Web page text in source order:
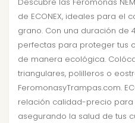
Descubre las Feromonas
de ECONEX, ideales para el
grano. Con una duración de
perfectas para proteger tus
de manera ecológica.
triangulares, polilleros o
FeromonasyTrampas.com.
relación calidad-precio
asegurando la salud de tus